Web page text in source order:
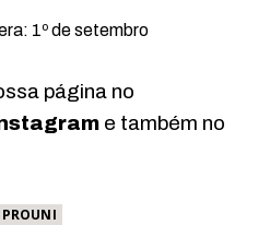
1º de setembro
página no
e também no
PROUNI